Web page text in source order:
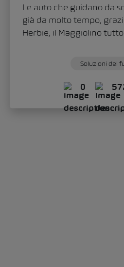
Le auto che guidano da
già da molto tempo,
Herbie, il Maggiolino tutto
Soluzioni del
0